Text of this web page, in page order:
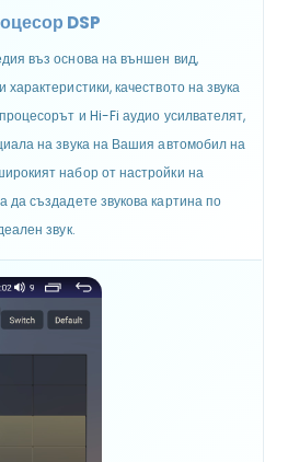
DSP
въз основа на външен вид,
качеството на звука
и Hi-Fi аудио усилвателят,
на звука на Вашия автомобил на
набор от настройки на
да създадете звукова картина по
звук.